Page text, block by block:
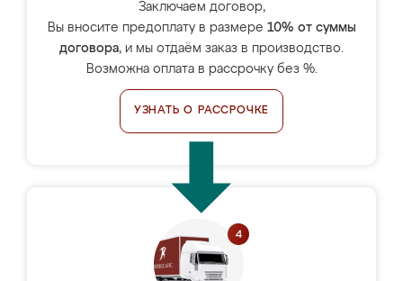
Заключаем договор,
Вы вносите предоплату в размере 10% от суммы
договора, и мы отдаём заказ в производство.
Возможна оплата в рассрочку без %.
УЗНАТЬ О РАССРОЧКЕ